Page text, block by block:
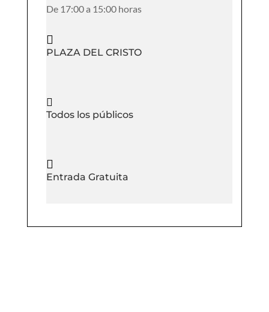
De 17:00 a 15:00 horas

PLAZA DEL CRISTO

Todos los públicos

Entrada Gratuita